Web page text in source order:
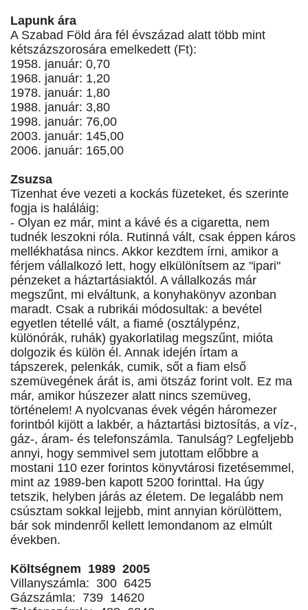
Lapunk ára
A Szabad Föld ára fél évszázad alatt több mint
kétszázszorosára emelkedett (Ft):
1958. január: 0,70
1968. január: 1,20
1978. január: 1,80
1988. január: 3,80
1998. január: 76,00
2003. január: 145,00
2006. január: 165,00
Zsuzsa
Tizenhat éve vezeti a kockás füzeteket, és szerinte
fogja is haláláig:
- Olyan ez már, mint a kávé és a cigaretta, nem
tudnék leszokni róla. Rutinná vált, csak éppen káros
mellékhatása nincs. Akkor kezdtem írni, amikor a
férjem vállalkozó lett, hogy elkülönítsem az "ipari"
pénzeket a háztartásiaktól. A vállalkozás már
megszűnt, mi elváltunk, a konyhakönyv azonban
maradt. Csak a rubrikái módosultak: a bevétel
egyetlen tétellé vált, a fiamé (osztálypénz,
különórák, ruhák) gyakorlatilag megszűnt, mióta
dolgozik és külön él. Annak idején írtam a
tápszerek, pelenkák, cumik, sőt a fiam első
szemüvegének árát is, ami ötszáz forint volt. Ez ma
már, amikor húszezer alatt nincs szemüveg,
történelem! A nyolcvanas évek végén háromezer
forintból kijött a lakbér, a háztartási biztosítás, a víz-,
gáz-, áram- és telefonszámla. Tanulság? Legfeljebb
annyi, hogy semmivel sem jutottam előbbre a
mostani 110 ezer forintos könyvtárosi fizetésemmel,
mint az 1989-ben kapott 5200 forinttal. Ha úgy
tetszik, helyben járás az életem. De legalább nem
csúsztam sokkal lejjebb, mint annyian körülöttem,
bár sok mindenről kellett lemondanom az elmúlt
években.
Költségnem 1989 2005
Villanyszámla: 300 6425
Gázszámla: 739 14620